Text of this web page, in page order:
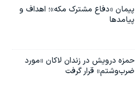
پیمان «دفاع مشترک مکه»؛ اهداف و
پیامدها
حمزه درویش در زندان لاکان «مورد
ضرب‌وشتم» قرار گرفت